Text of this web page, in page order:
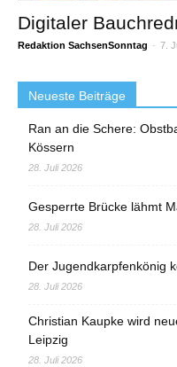
Digitaler
Redaktion SachsenSonntag - 7.
Neueste Beiträge
Ran an die Schere:
Kössern
28. Juli 2026
Gesperrte Brücke lähmt
28. Juli 2026
Der Jugendkarpfenkönig
28. Juli 2026
Christian Kaupke wird
Leipzig
28. Juli 2026